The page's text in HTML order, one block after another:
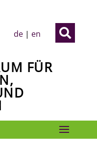

de | en
FÜR